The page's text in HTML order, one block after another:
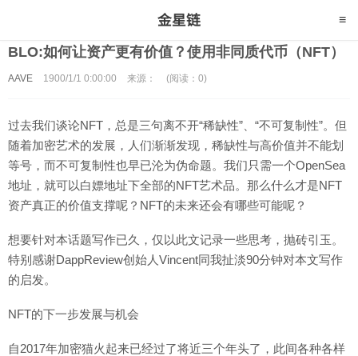
BLO:如何让资产更有价值？使用非同质代币（NFT）
AAVE 1900/1/1 0:00:00 来源： (阅读：0)
过去我们谈论NFT，总是三句离不开“稀缺性”、“不可复制性”。但
随着加密艺术的发展，人们渐渐发现，稀缺性与高价值并不能划
等号，而不可复制性也早已沦为伪命题。我们只需一个OpenSea
地址，就可以白嫖地址下全部的NFT艺术品。那么什么才是NFT
资产真正的价值支撑呢？NFT的未来还会有哪些可能呢？
想要针对本话题写作已久，仅以此文记录一些思考，抛砖引玉。
特别感谢DappReview创始人Vincent同我扯淡90分钟对本文写作
的启发。
NFT的下一步发展与机会
自2017年加密猫火起来已经过了将近三个年头了，此间各种各样